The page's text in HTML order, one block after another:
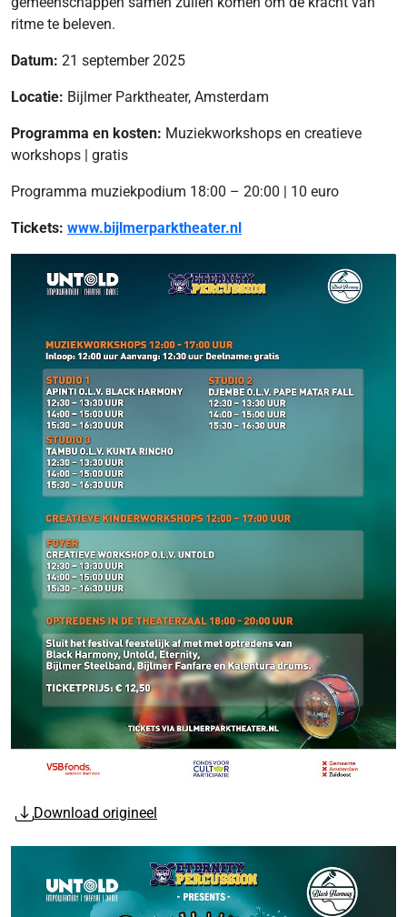
ritme te beleven.
Datum: 21 september 2025
Locatie: Bijlmer Parktheater, Amsterdam
Programma en kosten: Muziekworkshops en creatieve
workshops | gratis
Programma muziekpodium 18:00 – 20:00 | 10 euro
Tickets: www.bijlmerparktheater.nl
Download origineel